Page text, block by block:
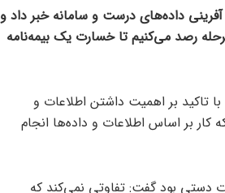
داده‌های درست و سامانه خبر داد و
رصد می‌کنیم تا خسارت یک بیمه‌نامه
تاکید بر اهمیت داشتن اطلاعات و
بر اساس اطلاعات و داده‌ها انجام
دستی بود گفت: تفاوتی نمی‌کند که